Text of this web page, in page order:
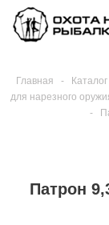
Главная - Каталог
для нарезного
-
Патрон